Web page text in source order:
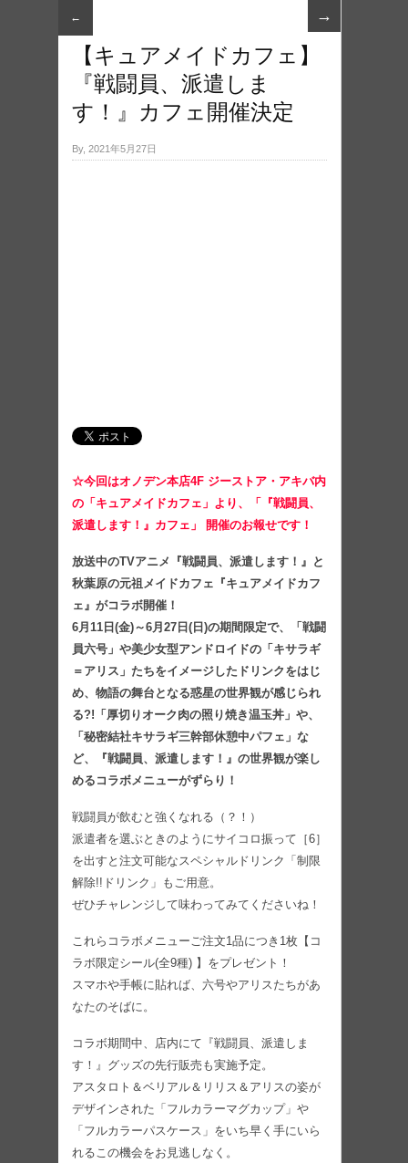
← →
【キュアメイドカフェ】
『戦闘員、派遣しま
す！』カフェ開催決定
By, 2021年5月27日
☆今回はオノデン本店4F ジーストア・アキバ内
の「キュアメイドカフェ」より、「『戦闘員、
派遣します！』カフェ」 開催のお報せです！
放送中のTVアニメ『戦闘員、派遣します！』と
秋葉原の元祖メイドカフェ『キュアメイドカフ
ェ』がコラボ開催！
6月11日(金)～6月27日(日)の期間限定で、「戦闘
員六号」や美少女型アンドロイドの「キサラギ
＝アリス」たちをイメージしたドリンクをはじ
め、物語の舞台となる惑星の世界観が感じられ
る?!「厚切りオーク肉の照り焼き温玉丼」や、
「秘密結社キサラギ三幹部休憩中パフェ」な
ど、『戦闘員、派遣します！』の世界観が楽し
めるコラボメニューがずらり！
戦闘員が飲むと強くなれる（？！）
派遣者を選ぶときのようにサイコロ振って［6］
を出すと注文可能なスペシャルドリンク「制限
解除!!ドリンク」もご用意。
ぜひチャレンジして味わってみてくださいね！
これらコラボメニューご注文1品につき1枚【コ
ラボ限定シール(全9種) 】をプレゼント！
スマホや手帳に貼れば、六号やアリスたちがあ
なたのそばに。
コラボ期間中、店内にて『戦闘員、派遣しま
す！』グッズの先行販売も実施予定。
アスタロト＆ベリアル＆リリス＆アリスの姿が
デザインされた「フルカラーマグカップ」や
「フルカラーパスケース」をいち早く手にいら
れるこの機会をお見逃しなく。